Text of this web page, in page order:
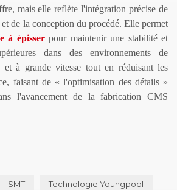
mais elle reflète l'intégration précise de
de la conception du procédé. Elle permet
à épisser pour maintenir une stabilité et
dans des environnements de
et à grande vitesse tout en réduisant les
faisant de « l'optimisation des détails »
l'avancement de la fabrication CMS
SMT Technologie Youngpool